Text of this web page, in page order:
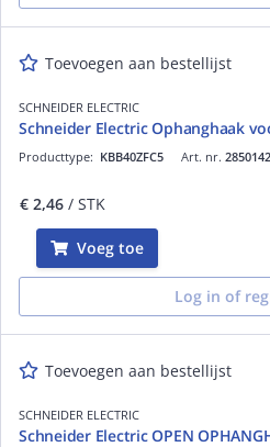
Toevoegen aan bestellijst
SCHNEIDER ELECTRIC
Schneider Electric Ophanghaak
Art. nr.
Producttype: KBB40ZFC5
€ 2,46 / STK
Voeg toe
Log in of
Toevoegen aan bestellijst
SCHNEIDER ELECTRIC
Schneider Electric OPEN